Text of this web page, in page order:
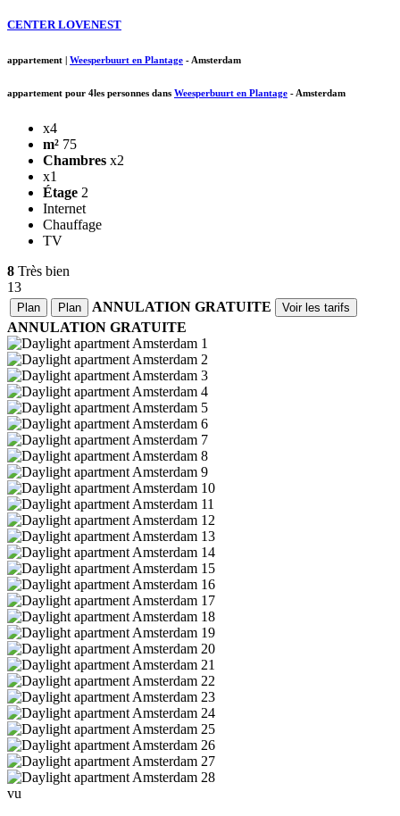
CENTER LOVENEST
appartement Weesperbuurt en Plantage - Amsterdam
appartement pour 4les personnes dans Weesperbuurt en Plantage - Amsterdam
x4
m² 75
Chambres x2
x1
Étage 2
Internet
Chauffage
TV
8 Très bien
13
Plan Plan ANNULATION GRATUITE Voir les tarifs
ANNULATION GRATUITE
vu